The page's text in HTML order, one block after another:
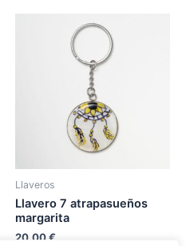
Llaveros
Llavero 7 atrapasueños
margarita
20,00€